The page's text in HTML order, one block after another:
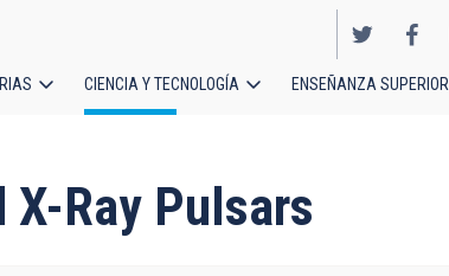
CIENCIA Y TECNOLOGÍA ENSEÑANZA SUPERIOR
Ray Pulsars